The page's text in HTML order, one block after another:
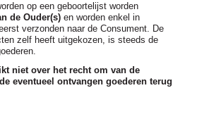
op een geboortelijst worden
de Ouder(s) en worden enkel in
verzonden naar de Consument. De
zelf heeft uitgekozen, is steeds de
niet over het recht om van de
eventueel ontvangen goederen terug